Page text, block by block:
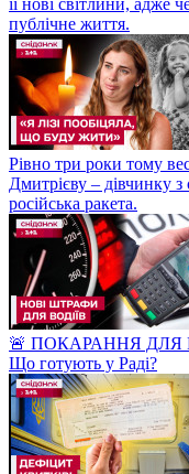
публічне життя.
Рівно три роки тому
Дмитрієву – дівчинку
російська ракета.
🚨 ПОКАРАННЯ ДЛЯ
Що готують у Раді?